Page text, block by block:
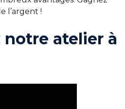
l’argent !
notre atelier à